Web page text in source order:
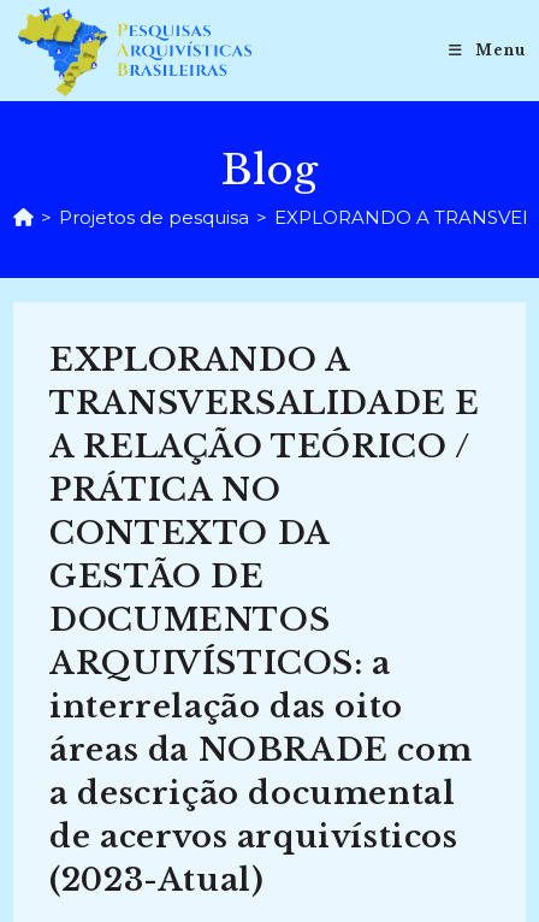
para
conteúdo
Menu
Blog
> Projetos de pesquisa > EXPLORANDO A
EXPLORANDO A
TRANSVERSALIDADE E
A RELAÇÃO TEÓRICO /
PRÁTICA NO
CONTEXTO DA
GESTÃO DE
DOCUMENTOS
ARQUIVÍSTICOS: a
interrelação das oito
áreas da NOBRADE com
a descrição documental
de acervos arquivísticos
(2023-Atual)